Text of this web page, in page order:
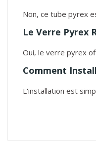
Non, ce tube pyrex
Le Verre Pyrex
Oui, le verre pyrex
Comment
L'installation est